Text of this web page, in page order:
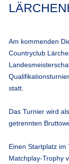
Am kommenden
Countryclub
statt.
Das Turnier wird
getrennten
Einen Startplatz
Matchplay-Trophy